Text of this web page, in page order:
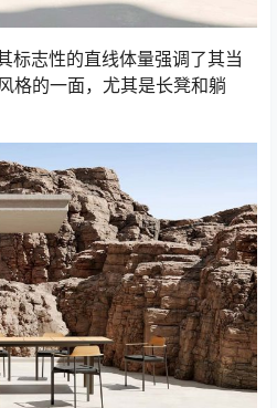
标志性的直线体量强调了其当
格的一面，尤其是长凳和躺